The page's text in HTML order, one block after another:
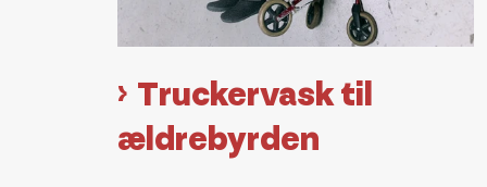
Truckervask til
ældrebyrden